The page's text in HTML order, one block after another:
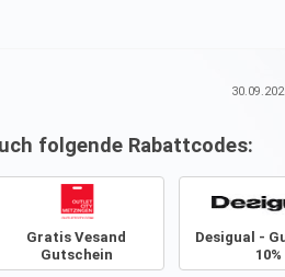
folgende Rabattcodes:
Gratis Vesand
Gutschein
Desigual -
10%